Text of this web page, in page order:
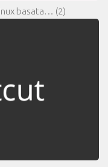
basata… (2)